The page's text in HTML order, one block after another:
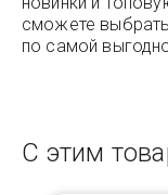
сможете
по самой
С этим